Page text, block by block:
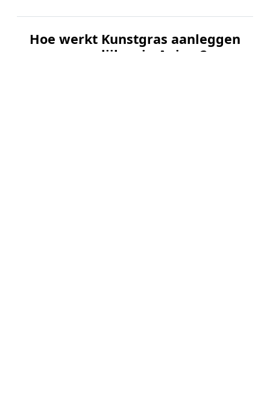
Hoe werkt Kunstgras aanleggen
vergelijken in Anjum?